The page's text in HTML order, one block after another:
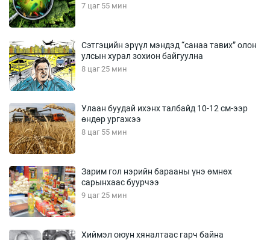
7 цаг 55 мин
Сэтгэцийн эрүүл мэндэд “санаа тавих” олон
улсын хурал зохион байгуулна
8 цаг 25 мин
Улаан буудай ихэнх талбайд 10-12 см-ээр
өндөр ургажээ
8 цаг 55 мин
Зарим гол нэрийн барааны үнэ өмнөх
сарынхаас буурчээ
9 цаг 25 мин
Хиймэл оюун хяналтаас гарч байна